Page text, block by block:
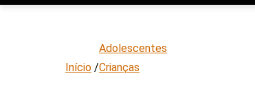
Início /
Adolescentes
Crianças